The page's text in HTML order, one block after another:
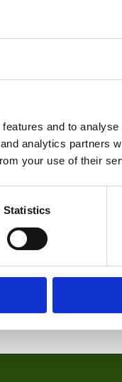
and to
analytics partners
your use of their
Statistics
sedalica